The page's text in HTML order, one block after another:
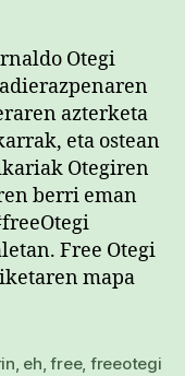
Otegi
azterketa
eta ostean
Otegiren
berri eman
Free Otegi
mapa
eh ,free, freeotegi